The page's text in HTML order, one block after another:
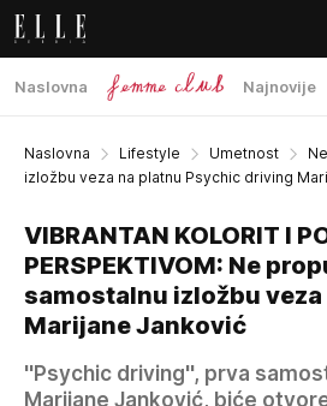
Naslovna Najnovije
Naslovna Lifestyle Umetnost
izložbu veza na platnu Psychic driving
VIBRANTAN KOLORIT I
PERSPEKTIVOM: Ne
samostalnu izložbu
Marijane Janković
''Psychic driving'', prva
Marijane Janković, biće